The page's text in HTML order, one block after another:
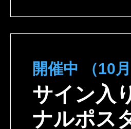
開催中 （10
サイン入
ナルポス